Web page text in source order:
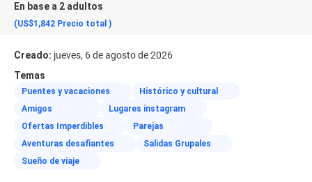
En base a 2 adultos
(US$1,842 Precio total )
Creado: jueves, 6 de agosto de 2026
Temas
Puentes y vacaciones
Histórico y cultural
Amigos
Lugares instagram
Ofertas Imperdibles
Parejas
Aventuras desafiantes
Salidas Grupales
Sueño de viaje